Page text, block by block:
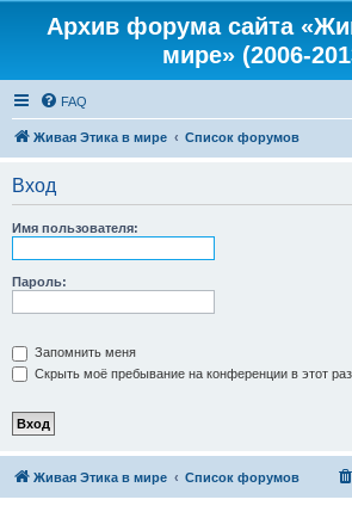
Архив форума сайта
мире» (2006-
FAQ
Живая Этика в мире Список форумов
Вход
Имя пользователя:
Пароль:
Запомнить меня
Скрыть моё пребывание на конференции в этот раз
Живая Этика в мире Список форумов